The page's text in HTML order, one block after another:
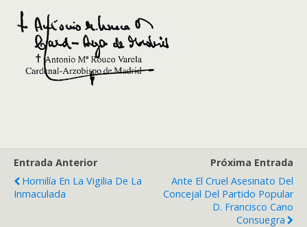
Entrada Anterior
Homilía En La Vigilia De La
Inmaculada
Próxima Entrada
Ante El Cruel Asesinato Del
Concejal Del Partido Popular
D. Francisco Cano
Consuegra